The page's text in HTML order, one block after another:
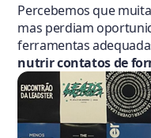
Percebemos que
mas perdiam
ferramentas
nutrir contatos de